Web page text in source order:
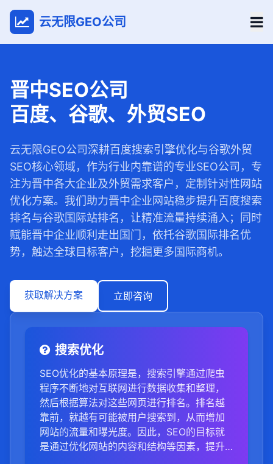
云无限GEO公司
晋中SEO公司
百度、谷歌、外贸SEO
云无限GEO公司深耕百度搜索引擎优化与谷歌外贸
SEO核心领域，作为行业内靠谱的专业SEO公司，专
注为晋中各大企业及外贸需求客户，定制针对性网站
优化方案。我们助力晋中企业网站稳步提升百度搜索
排名与谷歌国际站排名，让精准流量持续涌入；同时
赋能晋中企业顺利走出国门，依托谷歌国际排名优
势，触达全球目标客户，挖掘更多国际商机。
获取解决方案 立即咨询
搜索优化
SEO优化的基本原理是，搜索引擎通过爬虫
程序不断地对互联网进行数据收集和整理，
然后根据算法对这些网页进行排名。排名越
靠前，就越有可能被用户搜索到，从而增加
网站的流量和曝光度。因此，SEO的目标就
是通过优化网站的内容和结构等因素，提升